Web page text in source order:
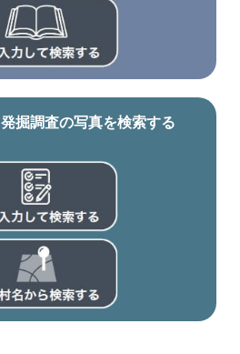
掘調査の写真を検索する